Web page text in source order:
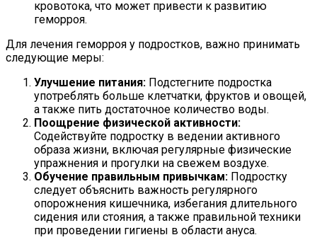
кровотока, что может привести к развитию
геморроя.
Для лечения геморроя у подростков, важно принимать
следующие меры:
Улучшение питания: Подстегните подростка
употреблять больше клетчатки, фруктов и овощей,
а также пить достаточное количество воды.
Поощрение физической активности:
Содействуйте подростку в ведении активного
образа жизни, включая регулярные физические
упражнения и прогулки на свежем воздухе.
Обучение правильным привычкам: Подростку
следует объяснить важность регулярного
опорожнения кишечника, избегания длительного
сидения или стояния, а также правильной техники
при проведении гигиены в области ануса.